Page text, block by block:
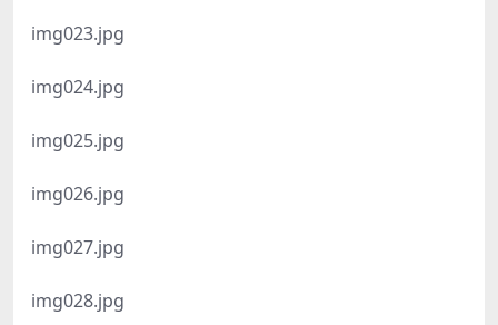
img023.jpg
img024.jpg
img025.jpg
img026.jpg
img027.jpg
img028.jpg